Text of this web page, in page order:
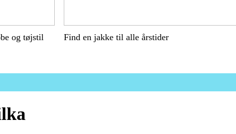
og tøjstil Find en jakke til alle årstider